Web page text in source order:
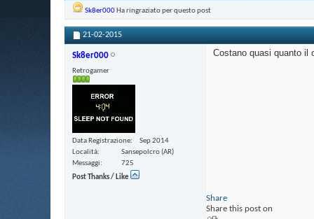
Sk8er000 Ha ringraziato per questo post
21-02-2015
Sk8er000
Retrogamer
Data Registrazione
Sep 2014
Località
Sansepolcro (AR)
Messaggi
725
Post Thanks / Like
Costano quasi quanto il
Share
Share this post on